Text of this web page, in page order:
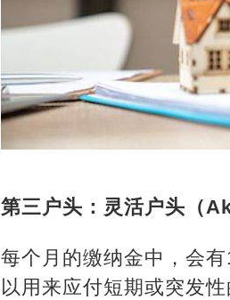
第三户头：灵活户头（
每个月的缴纳金中，会
以用来应付短期或突发